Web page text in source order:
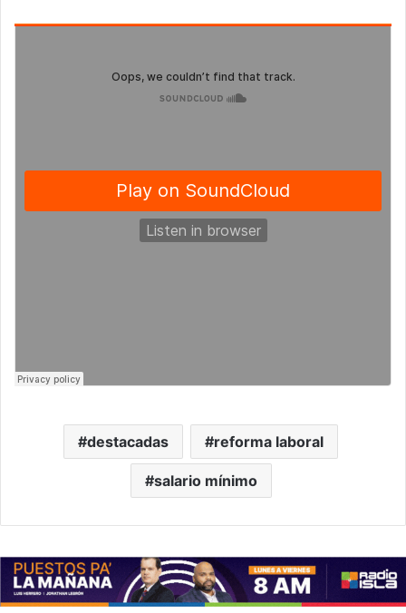
destacadas reforma laboral
salario mínimo